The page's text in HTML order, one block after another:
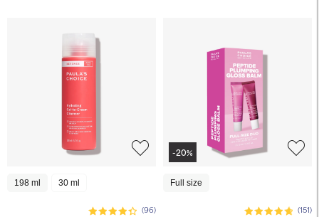
198 ml 30 ml
(96)
-20%
Full size
(151)